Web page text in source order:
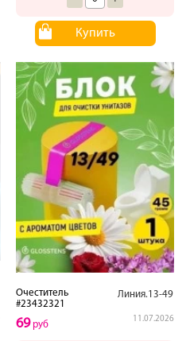
Купить
Очеститель
#23432321
Линия.13-49
11.07.2026
69руб